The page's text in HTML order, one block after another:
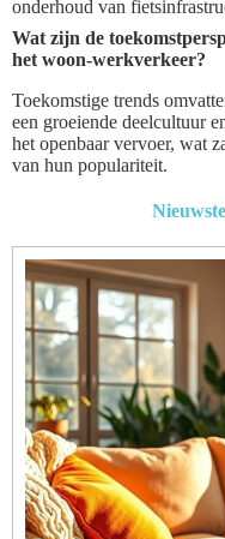
onderhoud van
Wat zijn de
het woon-werkverkeer?
Toekomstige trends
een groeiende deelcultuur
het openbaar vervoer, wat
van hun populariteit.